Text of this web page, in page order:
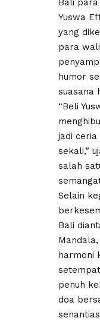
Bali
Yuswa
yang
para
humor
suasana
“Beli
jadi
sekali,”
salah
Selain
Bali
harmoni
penuh
doa